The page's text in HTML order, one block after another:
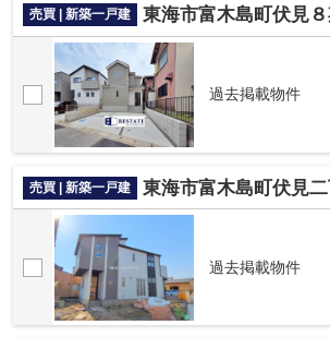
売買 | 新築一戸建 東海市富木島町伏見
過去掲載物件
売買 | 新築一戸建 東海市富木島町伏見
過去掲載物件